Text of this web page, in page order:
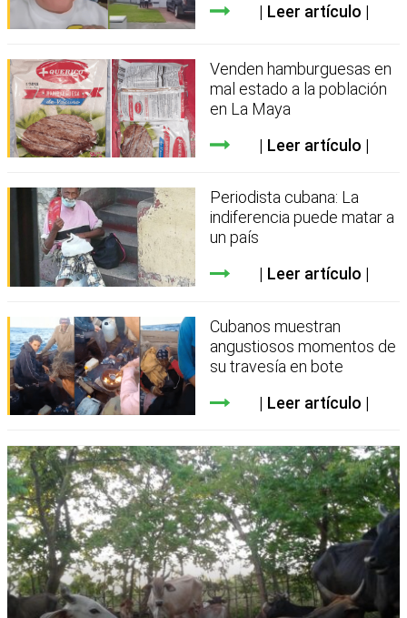
Leer artículo
Venden hamburguesas en
mal estado a la población
en La Maya
Leer artículo
Periodista cubana: La
indiferencia puede matar a
un país
Leer artículo
Cubanos muestran
angustiosos momentos de
su travesía en bote
Leer artículo